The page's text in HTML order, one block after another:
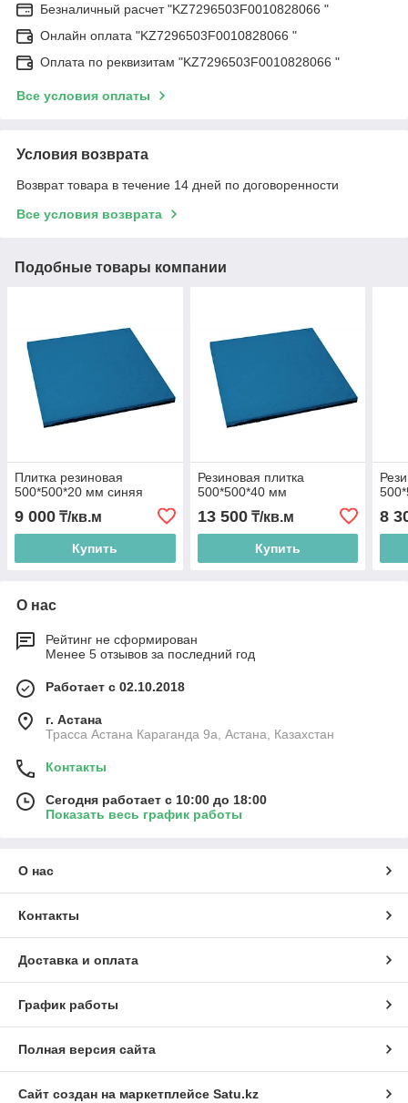
Безналичный расчет "KZ7296503F0010828066 "
Онлайн оплата "KZ7296503F0010828066 "
Оплата по реквизитам "KZ7296503F0010828066 "
Все условия оплаты
Условия возврата
Возврат товара в течение 14 дней по договоренности
Все условия возврата
Подобные товары компании
Плитка резиновая
500*500*20 мм синяя
9 000 ₸/кв.м
Купить
Резиновая плитка
500*500*40 мм
13 500₸/кв.м
Купить
8
О нас
Рейтинг не сформирован
Менее 5 отзывов за последний год
Работает с 02.10.2018
г. Астана
Трасса Астана Караганда 9а, Астана, Казахстан
Контакты
Сегодня работает с 10:00 до 18:00
Показать весь график работы
О нас
Контакты
Доставка и оплата
График работы
Полная версия сайта
Сайт создан на маркетплейсе Satu.kz